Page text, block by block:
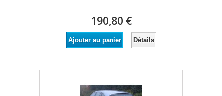
190,80 €
Ajouter au panier Détails